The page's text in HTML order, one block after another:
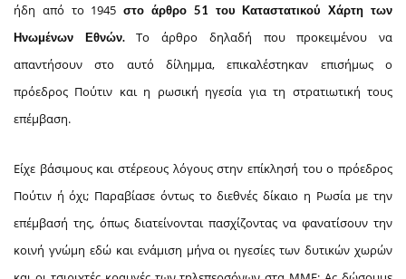
ήδη από το 1945στο άρθρο 51 του Καταστατικού Χάρτη των
Ηνωμένων Εθνών.Το άρθρο δηλαδή που προκειμένου να
απαντήσουν στο αυτό δίλημμα, επικαλέστηκαν επισήμως ο
πρόεδρος Πούτιν και η ρωσική ηγεσία για τη στρατιωτική τους
επέμβαση.
Είχε βάσιμους και στέρεους λόγους στην επίκλησή του ο πρόεδρος
Πούτιν ή όχι; Παραβίασε όντως το διεθνές δίκαιο η Ρωσία με την
επέμβασή της, όπως διατείνονται πασχίζοντας να φανατίσουν την
κοινή γνώμη εδώ και ενάμιση μήνα οι ηγεσίες των δυτικών χωρών